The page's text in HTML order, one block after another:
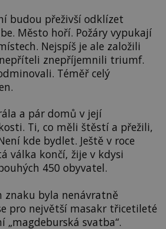
budou přeživší odklízet
Město hoří. Požáry vypukají
Nejspíš je ale založili
znepříjemnili triumf.
Téměř celý
a pár domů v její
Ti, co měli štěstí a přežili,
kde bydlet. Ještě v roce
válka končí, žije v kdysi
450 obyvatel.
znaku byla nenávratně
pro největší masakr třicetileté
„magdeburská svatba“.